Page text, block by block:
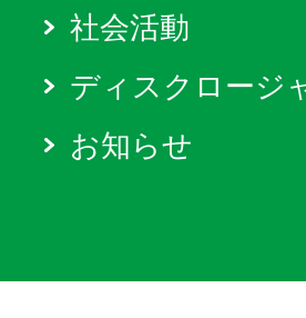
社会活動
ディスクロージ
お知らせ